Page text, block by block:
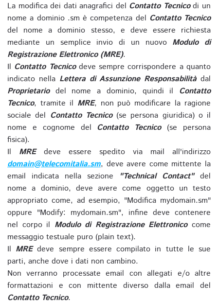
La modifica dei dati anagrafici del Contatto Tecnicodi un
nome a dominio .sm è competenza del Contatto Tecnico
del nome a dominio stesso, e deve essere richiesta
mediante un semplice invio di un nuovo Modulo di
Registrazione Elettronico (MRE).
Il Contatto Tecnicodeve sempre corrispondere a quanto
indicato nella Lettera di Assunzione Responsabilitàdal
Proprietariodel nome a dominio, quindi il Contatto
Tecnico, tramite il MRE, non può modificare la ragione
sociale del Contatto Tecnico(se persona giuridica) o il
nome e cognome del Contatto Tecnico(se persona
fisica).
Il MREdeve essere spedito via mail all'indirizzo
domain@telecomitalia.sm, deve avere come mittente la
email indicata nella sezione
"Technical Contact"del
nome a dominio, deve avere come oggetto un testo
appropriato come, ad esempio, "Modifica mydomain.sm"
oppure "Modify: mydomain.sm", infine deve contenere
nel corpo il Modulo di Registrazione Elettronicocome
messaggio testuale puro (plain text).
Il MREdeve sempre essere compilato in tutte le sue
parti, anche dove i dati non cambino.
Non verranno processate email con allegati e/o altre
formattazioni e con mittente diverso dalla email del
Contatto Tecnico.